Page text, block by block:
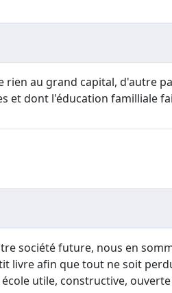
rien au grand capital, d'autre
et dont l'éducation familliale
société future, nous en
livre afin que tout ne soit
utile, constructive,